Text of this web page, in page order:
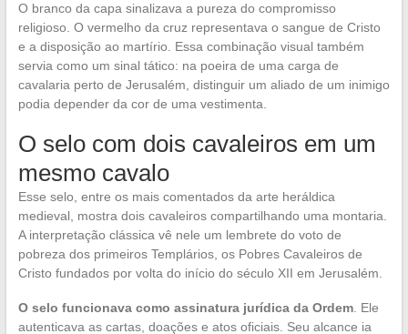
O branco da capa sinalizava a pureza do compromisso
religioso. O vermelho da cruz representava o sangue de Cristo
e a disposição ao martírio. Essa combinação visual também
servia como um sinal tático: na poeira de uma carga de
cavalaria perto de Jerusalém, distinguir um aliado de um inimigo
podia depender da cor de uma vestimenta.
O selo com dois cavaleiros em um
mesmo cavalo
Esse selo, entre os mais comentados da arte heráldica
medieval, mostra dois cavaleiros compartilhando uma montaria.
A interpretação clássica vê nele um lembrete do voto de
pobreza dos primeiros Templários, os Pobres Cavaleiros de
Cristo fundados por volta do início do século XII em Jerusalém.
O selo funcionava como assinatura jurídica da Ordem. Ele
autenticava as cartas, doações e atos oficiais. Seu alcance ia